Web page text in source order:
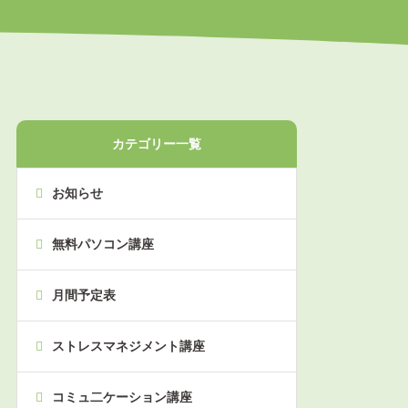
カテゴリー一覧
お知らせ
無料パソコン講座
月間予定表
ストレスマネジメント講座
コミュ二ケーション講座